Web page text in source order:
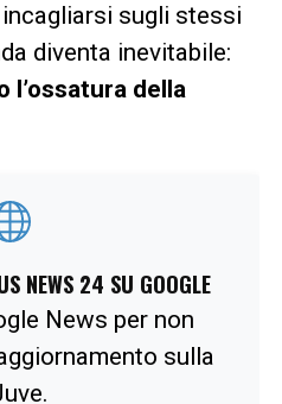
sugli stessi
diventa inevitabile:
l’ossatura della
NEWS 24 SU GOOGLE
News per non
sulla